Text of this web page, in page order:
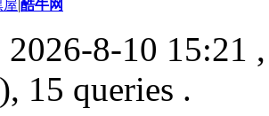
屋|酷牛网
8-10 15:21
15 queries .